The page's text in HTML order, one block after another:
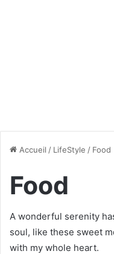
Accueil / LifeStyle / Food
Food
A wonderful serenity
soul, like these sweet
with my whole heart.